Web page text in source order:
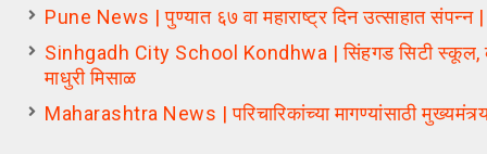
Pune News | पुण्यात ६७ वा महाराष्ट्र दिन उत्साहात संपन्न
Sinhgadh City School Kondhwa | सिंहगड सिटी स्कूल,
माधुरी मिसाळ
Maharashtra News | परिचारिकांच्या मागण्यांसाठी